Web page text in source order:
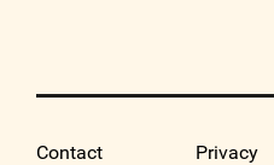
Contact Privacy